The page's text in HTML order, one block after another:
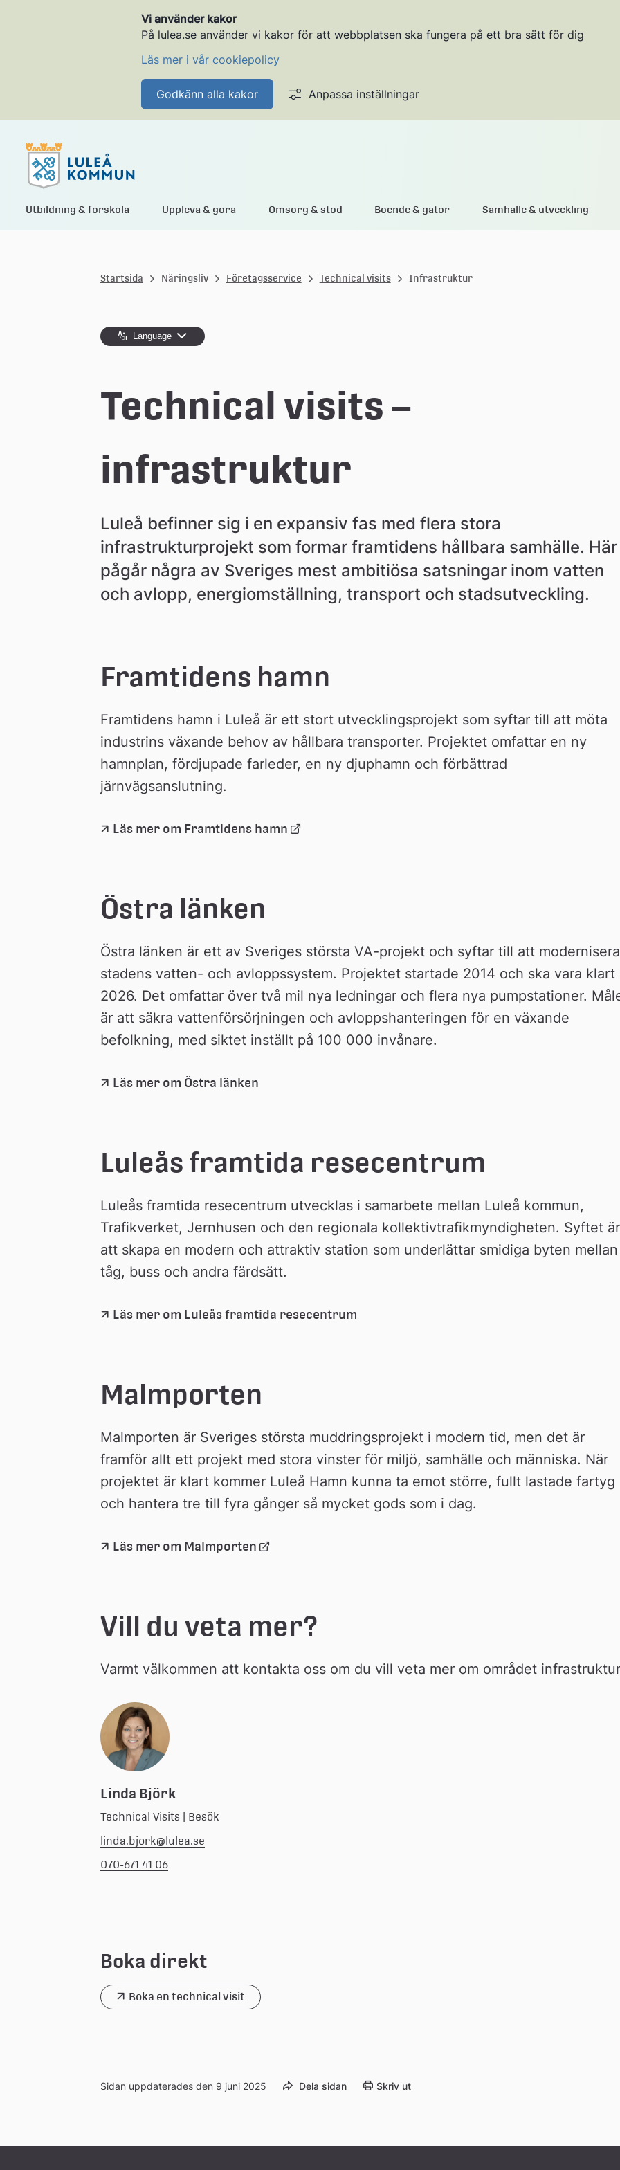
Vi använder kakor
På lulea.se använder vi kakor för att webbplatsen ska fungera på ett bra sätt för dig
Läs mer i vår cookiepolicy
Godkänn alla kakor Anpassa inställningar
L
Utbildning & förskola Uppleva & göra Omsorg & stöd Boende & gator Samhälle & utveckling
Startsida Näringsliv Företagsservice Technical visits Infrastruktur
Language
Technical visits –
infrastruktur
Luleå befinner sig i en expansiv fas med flera stora
infrastrukturprojekt som formar framtidens hållbara samhälle. Här
pågår några av Sveriges mest ambitiösa satsningar inom vatten
och avlopp, energiomställning, transport och stadsutveckling.
Framtidens hamn
Framtidens hamn i Luleå är ett stort utvecklingsprojekt som syftar till att möta
industrins växande behov av hållbara transporter. Projektet omfattar en ny
hamnplan, fördjupade farleder, en ny djuphamn och förbättrad
järnvägsanslutning.
Läs mer om Framtidens hamn Länk
Östra länken
Östra länken är ett av Sveriges största VA-projekt och syftar till att modernisera
stadens vatten- och avloppssystem. Projektet startade 2014 och ska vara klart
2026. Det omfattar över två mil nya ledningar och flera nya pumpstationer.
är att säkra vattenförsörjningen och avloppshanteringen för en växande
befolkning, med siktet inställt på 100 000 invånare.
Läs mer om Östra länken
Luleås framtida resecentrum
Luleås framtida resecentrum utvecklas i samarbete mellan Luleå kommun,
Trafikverket, Jernhusen och den regionala kollektivtrafikmyndigheten. Syftet är
att skapa en modern och attraktiv station som underlättar smidiga byten mellan
tåg, buss och andra färdsätt.
Läs mer om Luleås framtida resecentrum
Malmporten
Malmporten är Sveriges största muddringsprojekt i modern tid, men det är
framför allt ett projekt med stora vinster för miljö, samhälle och människa. När
projektet är klart kommer Luleå Hamn kunna ta emot större, fullt lastade fartyg
och hantera tre till fyra gånger så mycket gods som i dag.
Läs mer om Malmporten Länk
Vill du veta mer?
Varmt välkommen att kontakta oss om du vill veta mer om området
Linda Björk
Technical Visits | Besök
linda.bjork@lulea.se
070-671 41 06
Boka direkt
Boka en technical visit
Sidan uppdaterades den 9 juni 2025 Dela sidan Skriv ut